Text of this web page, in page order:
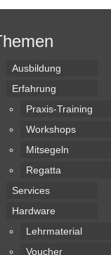
Ausbildung
Erfahrung
Praxis-Training
Workshops
Mitsegeln
Regatta
Services
Hardware
Lehrmaterial
Voucher